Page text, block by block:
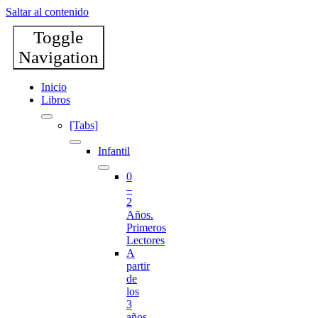
Saltar al contenido
Toggle
Navigation
Inicio
Libros
[Tabs]
Infantil
0
–
2
Años.
Primeros
Lectores
A
partir
de
los
3